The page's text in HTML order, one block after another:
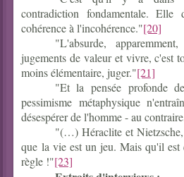
contradiction fondamentale.
cohérence à l'incohérence."[20]
"L'absurde,
jugements de valeur et vivre, c'est
moins élémentaire, juger."[21]
"Et la pensée profonde
pessimisme métaphysique
désespérer de l'homme - au
"(…) Héraclite et
que la vie est un jeu. Mais qu'il
règle !"[23]